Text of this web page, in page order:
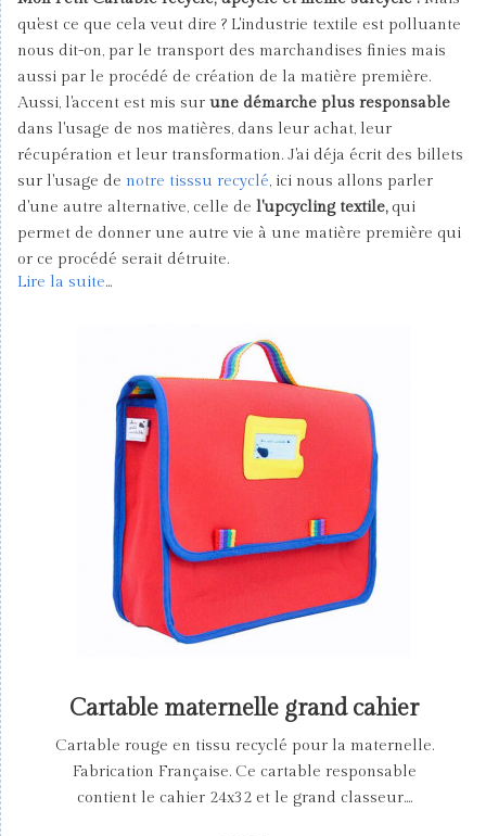
qu'est ce que cela veut dire ? L'industrie textile est polluante
nous dit-on, par le transport des marchandises finies mais
aussi par le procédé de création de la matière première.
Aussi, l'accent est mis sur une démarche plus responsable
dans l'usage de nos matières, dans leur achat, leur
récupération et leur transformation. J'ai déja écrit des billets
sur l'usage de notre tisssu recyclé, ici nous allons parler
d'une autre alternative, celle de l'upcycling textile,qui
permet de donner une autre vie à une matière première qui
or ce procédé serait détruite.
Lire la suite...
Cartable maternelle grand cahier
Cartable rouge en tissu recyclé pour la maternelle.
Fabrication Française. Ce cartable responsable
contient le cahier 24x32 et le grand classeur....